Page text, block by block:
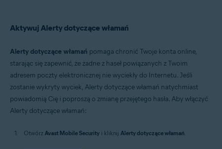
Aktywuj Alerty dotyczące włamań
Alerty dotyczące włamań pomaga chronić Twoje konta online,
starając się zapewnić, że żadne z haseł powiązanych z Twoim
adresem poczty elektronicznej nie wyciekły do Internetu. Jeśli
zostanie wykryty wyciek, Alerty dotyczące włamań natychmiast
powiadomią Cię i poproszą o zmianę przejętego hasła. Aby włączyć
Alerty dotyczące włamań:
Otwórz Avast Mobile Security i kliknij Alerty dotyczące włamań